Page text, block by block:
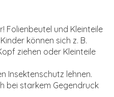
Folienbeutel und Kleinteile
können sich z. B.
ziehen oder Kleinteile
Insektenschutz lehnen.
bei starkem Gegendruck